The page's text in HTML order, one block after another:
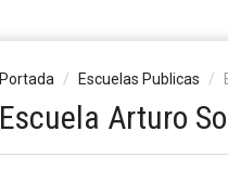
Portada Escuelas Publicas
Escuela Arturo